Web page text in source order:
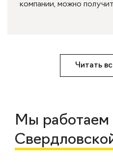
компании, можно
Читать
Мы работаем